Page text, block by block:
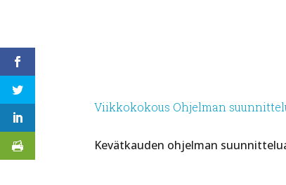
Viikkokokous Ohjelman
Kevätkauden ohjelman